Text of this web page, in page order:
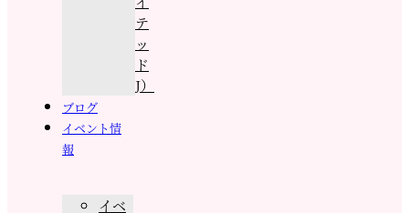
テ
ッ
ド
J）
ブログ
イベント情
報
イベ